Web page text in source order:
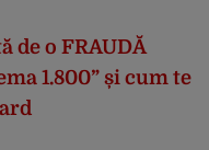
de o FRAUDĂ
1.800” și cum te